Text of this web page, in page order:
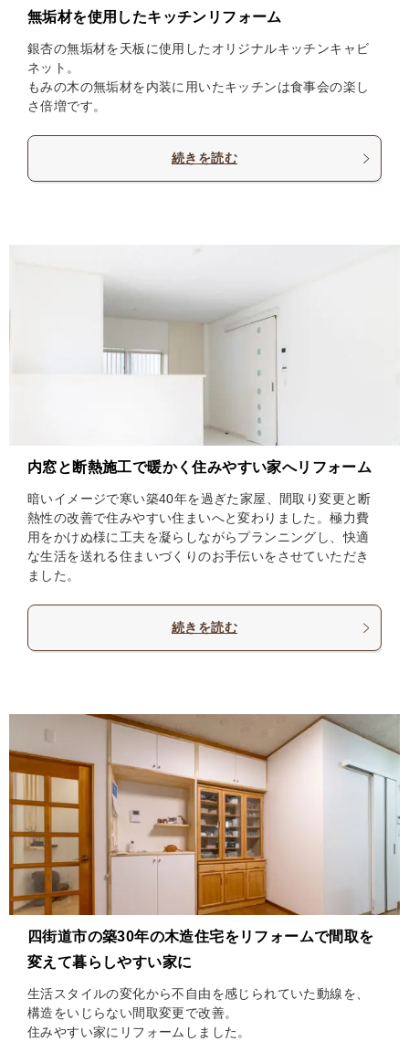
無垢材を使用したキッチンリフォーム
銀杏の無垢材を天板に使用したオリジナルキッチンキャビ
ネット。
もみの木の無垢材を内装に用いたキッチンは食事会の楽し
さ倍増です。
続きを読む
内窓と断熱施工で暖かく住みやすい家へリフォーム
暗いイメージで寒い築40年を過ぎた家屋、間取り変更と断
熱性の改善で住みやすい住まいへと変わりました。極力費
用をかけぬ様に工夫を凝らしながらプランニングし、快適
な生活を送れる住まいづくりのお手伝いをさせていただき
ました。
続きを読む
四街道市の築30年の木造住宅をリフォームで間取を
変えて暮らしやすい家に
生活スタイルの変化から不自由を感じられていた動線を、
構造をいじらない間取変更で改善。
住みやすい家にリフォームしました。